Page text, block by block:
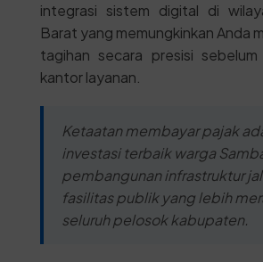
integrasi sistem digital di
Barat yang memungkinkan Anda
tagihan secara presisi
kantor layanan.
Ketaatan membayar pajak
investasi terbaik warga
pembangunan infrastruktur
fasilitas publik yang lebih
seluruh pelosok kabupaten.